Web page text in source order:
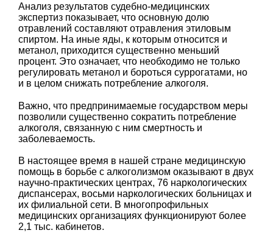
Анализ результатов судебно-медицинских
экспертиз показывает, что основную долю
отравлений составляют отравления этиловым
спиртом. На иные яды, к которым относится и
метанол, приходится существенно меньший
процент. Это означает, что необходимо не только
регулировать метанол и бороться суррогатами, но
и в целом снижать потребление алкоголя.
Важно, что предпринимаемые государством меры
позволили существенно сократить потребление
алкоголя, связанную с ним смертность и
заболеваемость.
В настоящее время в нашей стране медицинскую
помощь в борьбе с алкоголизмом оказывают в двух
научно-практических центрах, 76 наркологических
диспансерах, восьми наркологических больницах и
их филиальной сети. В многопрофильных
медицинских организациях функционируют более
2,1 тыс. кабинетов.